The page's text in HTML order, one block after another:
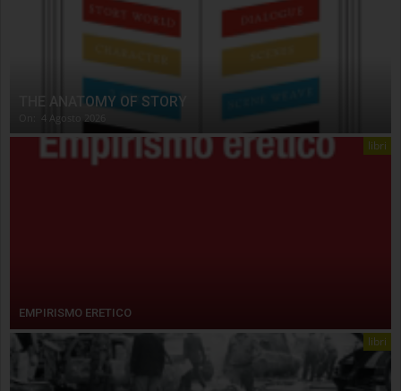
THE ANATOMY OF STORY
4 Agosto 2026
libri
EMPIRISMO ERETICO
libri